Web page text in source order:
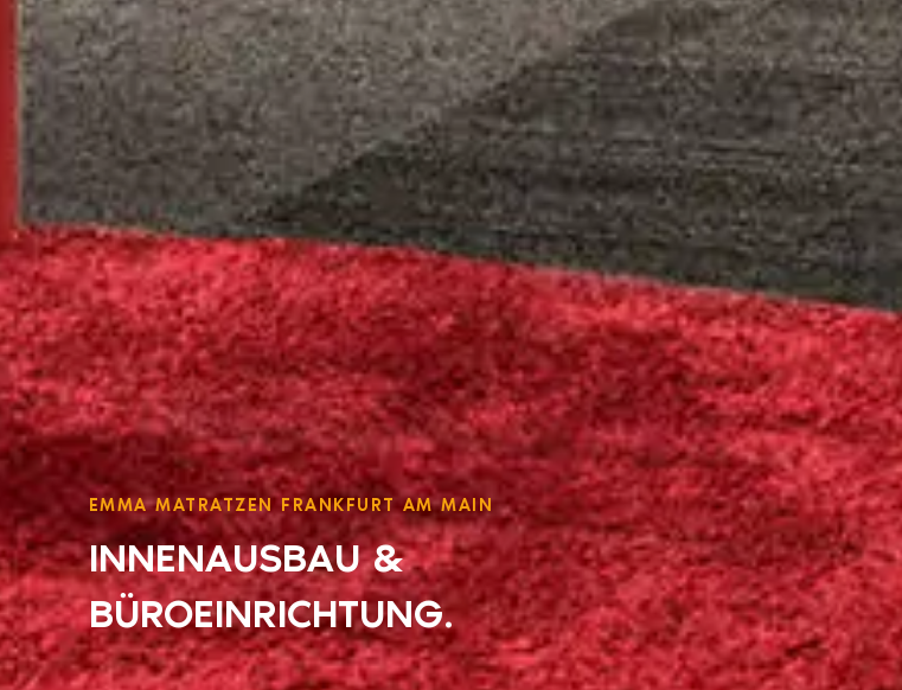
EMMA MATRATZEN FRANKFURT AM MAIN
INNENAUSBAU &
BÜROEINRICHTUNG.